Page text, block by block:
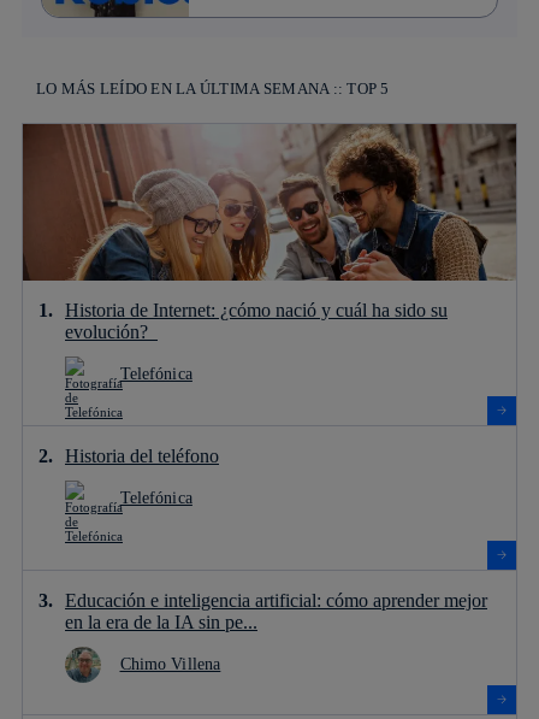
LO MÁS LEÍDO EN LA ÚLTIMA SEMANA :: TOP 5
Historia de Internet: ¿cómo nació y cuál ha sido su
evolución?
Telefónica
Historia del teléfono
Telefónica
Educación e inteligencia artificial: cómo aprender mejor
en la era de la IA sin pe...
Chimo Villena